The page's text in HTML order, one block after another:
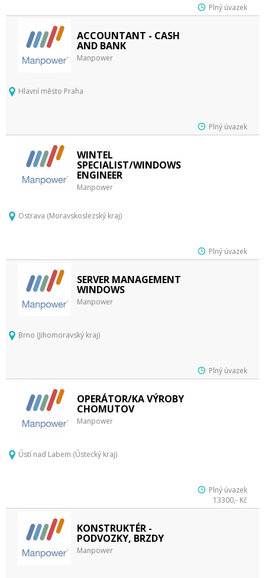
Plný úvazek
ACCOUNTANT - CASH
AND BANK
Manpower
Hlavní město Praha
Plný úvazek
WINTEL
SPECIALIST/WINDOWS
ENGINEER
Manpower
Ostrava (Moravskoslezský kraj)
Plný úvazek
SERVER MANAGEMENT
WINDOWS
Manpower
Brno (Jihomoravský kraj)
Plný úvazek
OPERÁTOR/KA VÝROBY
CHOMUTOV
Manpower
Ústí nad Labem (Ústecký kraj)
Plný úvazek
13300,- Kč
KONSTRUKTÉR -
PODVOZKY, BRZDY
Manpower